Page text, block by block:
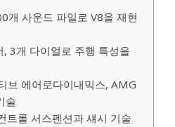
개 사운드 파일로 V8을 재현
3개 다이얼로 주행 특성을
브 에어로다이내믹스, AMG
술
트롤 서스펜션과 섀시 기술